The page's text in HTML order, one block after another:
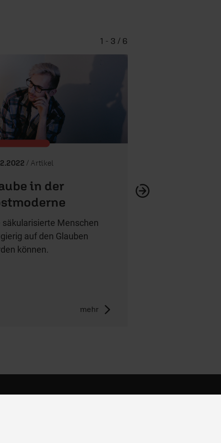
/ Artikel
in der
säkularisierte Menschen
auf den Glauben
können.
mehr
1 - 3 / 6